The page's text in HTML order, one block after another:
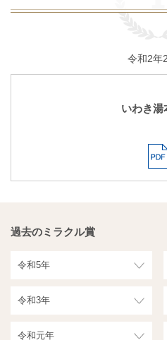
令和2年
いわき湯
過去のミラクル賞